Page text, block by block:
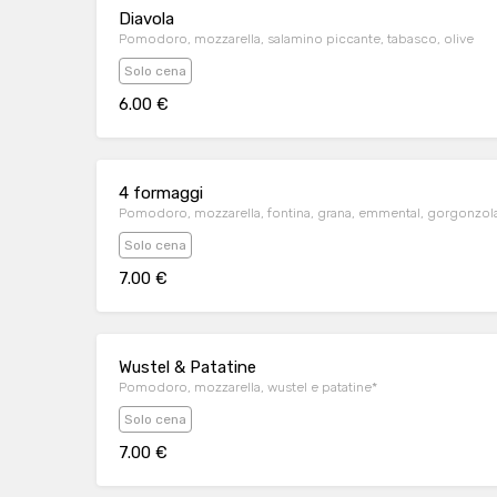
Diavola
Pomodoro, mozzarella, salamino piccante, tabasco, olive
Solo cena
6.00 €
4 formaggi
Pomodoro, mozzarella, fontina, grana, emmental,
Solo cena
7.00 €
Wustel & Patatine
Pomodoro, mozzarella, wustel e patatine*
Solo cena
7.00 €